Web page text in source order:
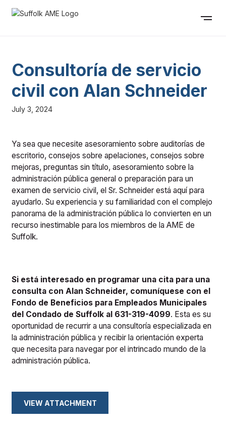
Consultoría de servicio
civil con Alan Schneider
July 3, 2024
Ya sea que necesite asesoramiento sobre auditorías de
escritorio, consejos sobre apelaciones, consejos sobre
mejoras, preguntas sin título, asesoramiento sobre la
administración pública general o preparación para un
examen de servicio civil, el Sr. Schneider está aquí para
ayudarlo. Su experiencia y su familiaridad con el complejo
panorama de la administración pública lo convierten en un
recurso inestimable para los miembros de la AME de
Suffolk.
Si está interesado en programar una cita para una
consulta con Alan Schneider, comuníquese con el
Fondo de Beneficios para Empleados Municipales
del Condado de Suffolk al 631-319-4099. Esta es su
oportunidad de recurrir a una consultoría especializada en
la administración pública y recibir la orientación experta
que necesita para navegar por el intrincado mundo de la
administración pública.
VIEW ATTACHMENT